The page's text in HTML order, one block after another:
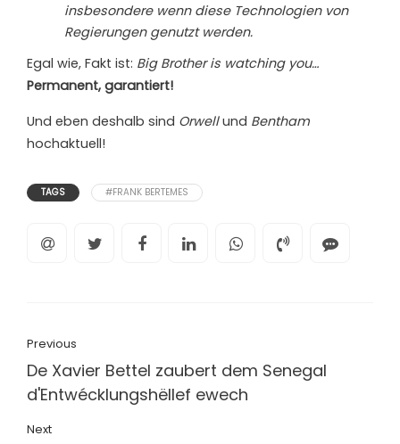
insbesondere wenn diese Technologien von
Regierungen genutzt werden.
Egal wie, Fakt ist: Big Brother is watching you…
Permanent, garantiert!
Und eben deshalb sind Orwellund Bentham
hochaktuell!
TAGS #FRANK BERTEMES
Previous
De Xavier Bettel zaubert dem Senegal
d'Entwécklungshëllef ewech
Next